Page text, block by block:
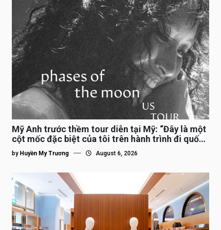
Mỹ Anh trước thềm tour diễn tại Mỹ: “Đây là một
cột mốc đặc biệt của tôi trên hành trình đi quốc
tế”
by Huyền My Trương August 6, 2026